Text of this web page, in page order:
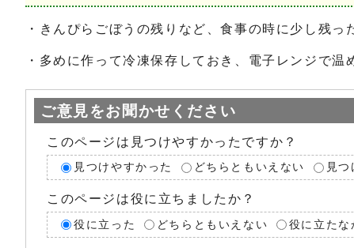
・きんぴらごぼうの残りなど、食事の時に少し残
・多めに作って冷凍保存しておき、電子レンジで温
ご意見をお聞かせください
このページは見つけやすかったですか？
見つけやすかった どちらともいえない 見
このページは役に立ちましたか？
役に立った どちらともいえない 役に立たな